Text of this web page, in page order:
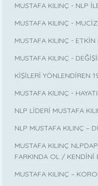
MUSTAFA KILINÇ - NLP
MUSTAFA KILINÇ -
MUSTAFA KILINÇ - ETKİN
MUSTAFA KILINÇ -
KİŞİLERİ YÖNLENDİREN
MUSTAFA KILINÇ -
NLP LİDERİ MUSTAFA
NLP MUSTAFA KILINÇ –
MUSTAFA KILINÇ
FARKINDA OL / KENDİNİ
MUSTAFA KILINÇ –